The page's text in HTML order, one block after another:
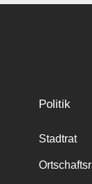
Politik
Stadtrat